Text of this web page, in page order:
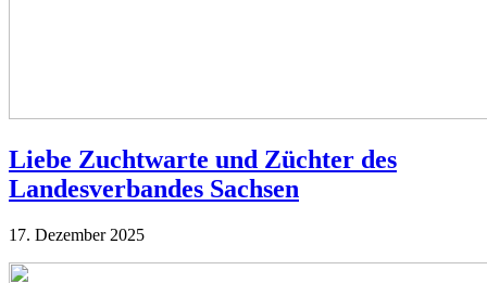
Liebe Zuchtwarte und Züchter des
Landesverbandes Sachsen
17. Dezember 2025